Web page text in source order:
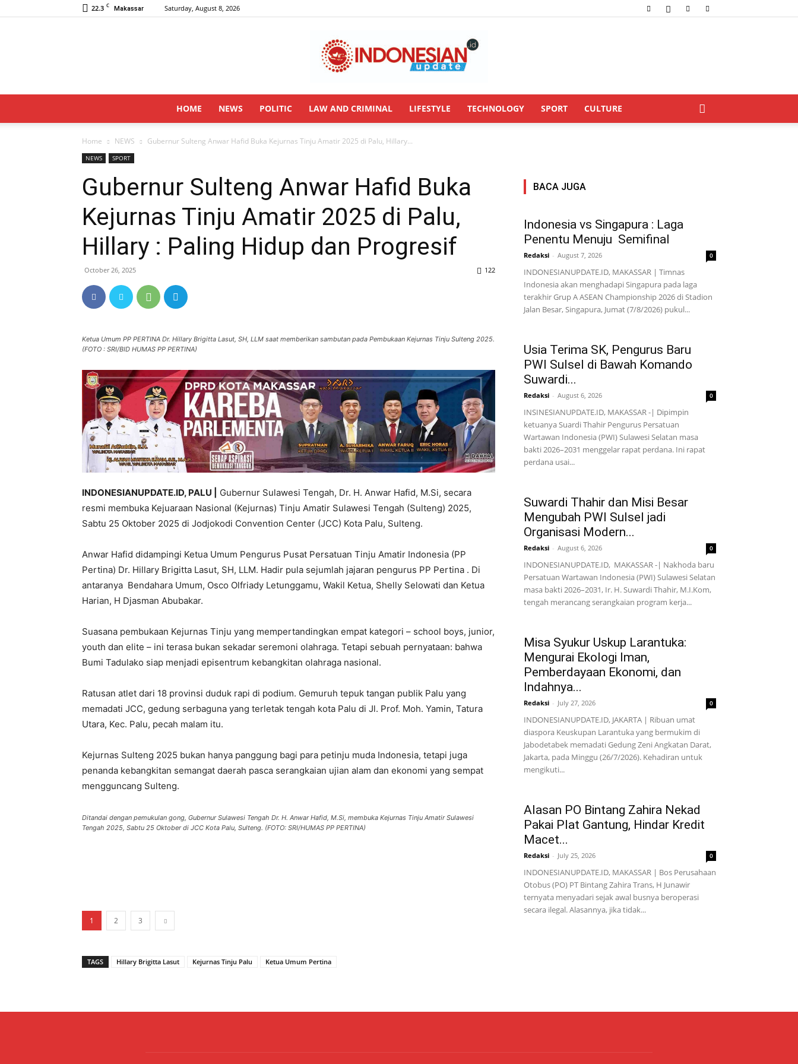
22.3 C Makassar Saturday, August 8, 2026
HOME NEWS POLITIC LAW AND CRIMINAL LIFESTYLE TECHNOLOGY SPORT CULTURE
Home NEWS Gubernur Sulteng Anwar Hafid Buka Kejurnas Tinju Amatir 2025 di Palu, Hillary...
NEWS SPORT
Gubernur Sulteng Anwar Hafid Buka
Kejurnas Tinju Amatir 2025 di Palu,
Hillary : Paling Hidup dan Progresif
October 26, 2025 122
Ketua Umum PP PERTINA Dr. Hillary Brigitta Lasut, SH, LLM saat memberikan sambutan pada Pembukaan Kejurnas Tinju Sulteng 2025.
(FOTO : SRI/BID HUMAS PP PERTINA)
INDONESIANUPDATE.ID, PALU |
Gubernur Sulawesi Tengah, Dr. H. Anwar Hafid, M.Si, secara
resmi membuka Kejuaraan Nasional (Kejurnas) Tinju Amatir Sulawesi Tengah (Sulteng) 2025,
Sabtu 25 Oktober 2025 di Jodjokodi Convention Center (JCC) Kota Palu, Sulteng.
Anwar Hafid didampingi Ketua Umum Pengurus Pusat Persatuan Tinju Amatir Indonesia (PP
Pertina) Dr. Hillary Brigitta Lasut, SH, LLM. Hadir pula sejumlah jajaran pengurus PP Pertina . Di
antaranya Bendahara Umum, Osco Olfriady Letunggamu, Wakil Ketua, Shelly Selowati dan Ketua
Harian, H Djasman Abubakar.
Suasana pembukaan Kejurnas Tinju yang mempertandingkan empat kategori – school boys, junior,
youth dan elite – ini terasa bukan sekadar seremoni olahraga. Tetapi sebuah pernyataan: bahwa
Bumi Tadulako siap menjadi episentrum kebangkitan olahraga nasional.
Ratusan atlet dari 18 provinsi duduk rapi di podium. Gemuruh tepuk tangan publik Palu yang
memadati JCC, gedung serbaguna yang terletak tengah kota Palu di Jl. Prof. Moh. Yamin, Tatura
Utara, Kec. Palu, pecah malam itu.
Kejurnas Sulteng 2025 bukan hanya panggung bagi para petinju muda Indonesia, tetapi juga
penanda kebangkitan semangat daerah pasca serangkaian ujian alam dan ekonomi yang sempat
mengguncang Sulteng.
Ditandai dengan pemukulan gong, Gubernur Sulawesi Tengah Dr. H. Anwar Hafid, M.Si, membuka Kejurnas Tinju Amatir Sulawesi
Tengah 2025, Sabtu 25 Oktober di JCC Kota Palu, Sulteng. (FOTO: SRI/HUMAS PP PERTINA)
1 2 3
TAGS Hillary Brigitta Lasut Kejurnas Tinju Palu Ketua Umum Pertina
BACA JUGA
Indonesia vs Singapura : Laga
Penentu Menuju Semifinal
Redaksi - August 7, 2026 0
INDONESIANUPDATE.ID, MAKASSAR | Timnas
Indonesia akan menghadapi Singapura pada laga
terakhir Grup A ASEAN Championship 2026 di Stadion
Jalan Besar, Singapura, Jumat (7/8/2026) pukul...
Usia Terima SK, Pengurus Baru
PWI Sulsel di Bawah Komando
Suwardi...
Redaksi - August 6, 2026 0
INSINESIANUPDATE.ID, MAKASSAR -| Dipimpin
ketuanya Suardi Thahir Pengurus Persatuan
Wartawan Indonesia (PWI) Sulawesi Selatan masa
bakti 2026–2031 menggelar rapat perdana. Ini rapat
perdana usai...
Suwardi Thahir dan Misi Besar
Mengubah PWI Sulsel jadi
Organisasi Modern...
Redaksi - August 6, 2026 0
INDONESIANUPDATE.ID, MAKASSAR -| Nakhoda baru
Persatuan Wartawan Indonesia (PWI) Sulawesi Selatan
masa bakti 2026–2031, Ir. H. Suwardi Thahir, M.I.Kom,
tengah merancang serangkaian program kerja...
Misa Syukur Uskup Larantuka:
Mengurai Ekologi Iman,
Pemberdayaan Ekonomi, dan
Indahnya...
Redaksi - July 27, 2026 0
INDONESIANUPDATE.ID, JAKARTA | Ribuan umat
diaspora Keuskupan Larantuka yang bermukim di
Jabodetabek memadati Gedung Zeni Angkatan Darat,
Jakarta, pada Minggu (26/7/2026). Kehadiran untuk
mengikuti...
Alasan PO Bintang Zahira Nekad
Pakai Plat Gantung, Hindar Kredit
Macet...
Redaksi - July 25, 2026 0
INDONESIANUPDATE.ID, MAKASSAR | Bos Perusahaan
Otobus (PO) PT Bintang Zahira Trans, H Junawir
ternyata menyadari sejak awal busnya beroperasi
secara ilegal. Alasannya, jika tidak...